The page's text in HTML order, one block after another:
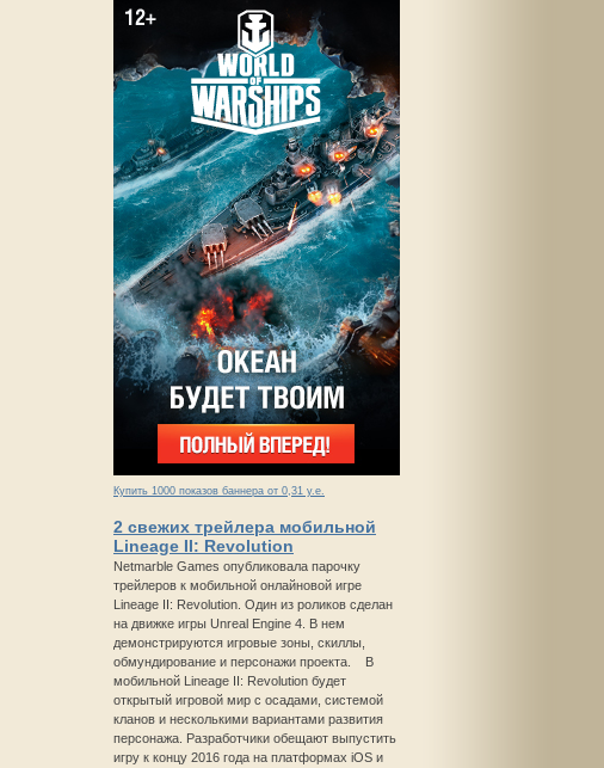
Купить 1000 показов баннера от 0,31 у.е.
2 свежих трейлера мобильной
Lineage II: Revolution
Netmarble Games опубликовала парочку
трейлеров к мобильной онлайновой игре
Lineage II: Revolution. Один из роликов сделан
на движке игры Unreal Engine 4. В нем
демонстрируются игровые зоны, скиллы,
обмундирование и персонажи проекта. В
мобильной Lineage II: Revolution будет
открытый игровой мир с осадами, системой
кланов и несколькими вариантами развития
персонажа. Разработчики обещают выпустить
игру к концу 2016 года на платформах iOS и